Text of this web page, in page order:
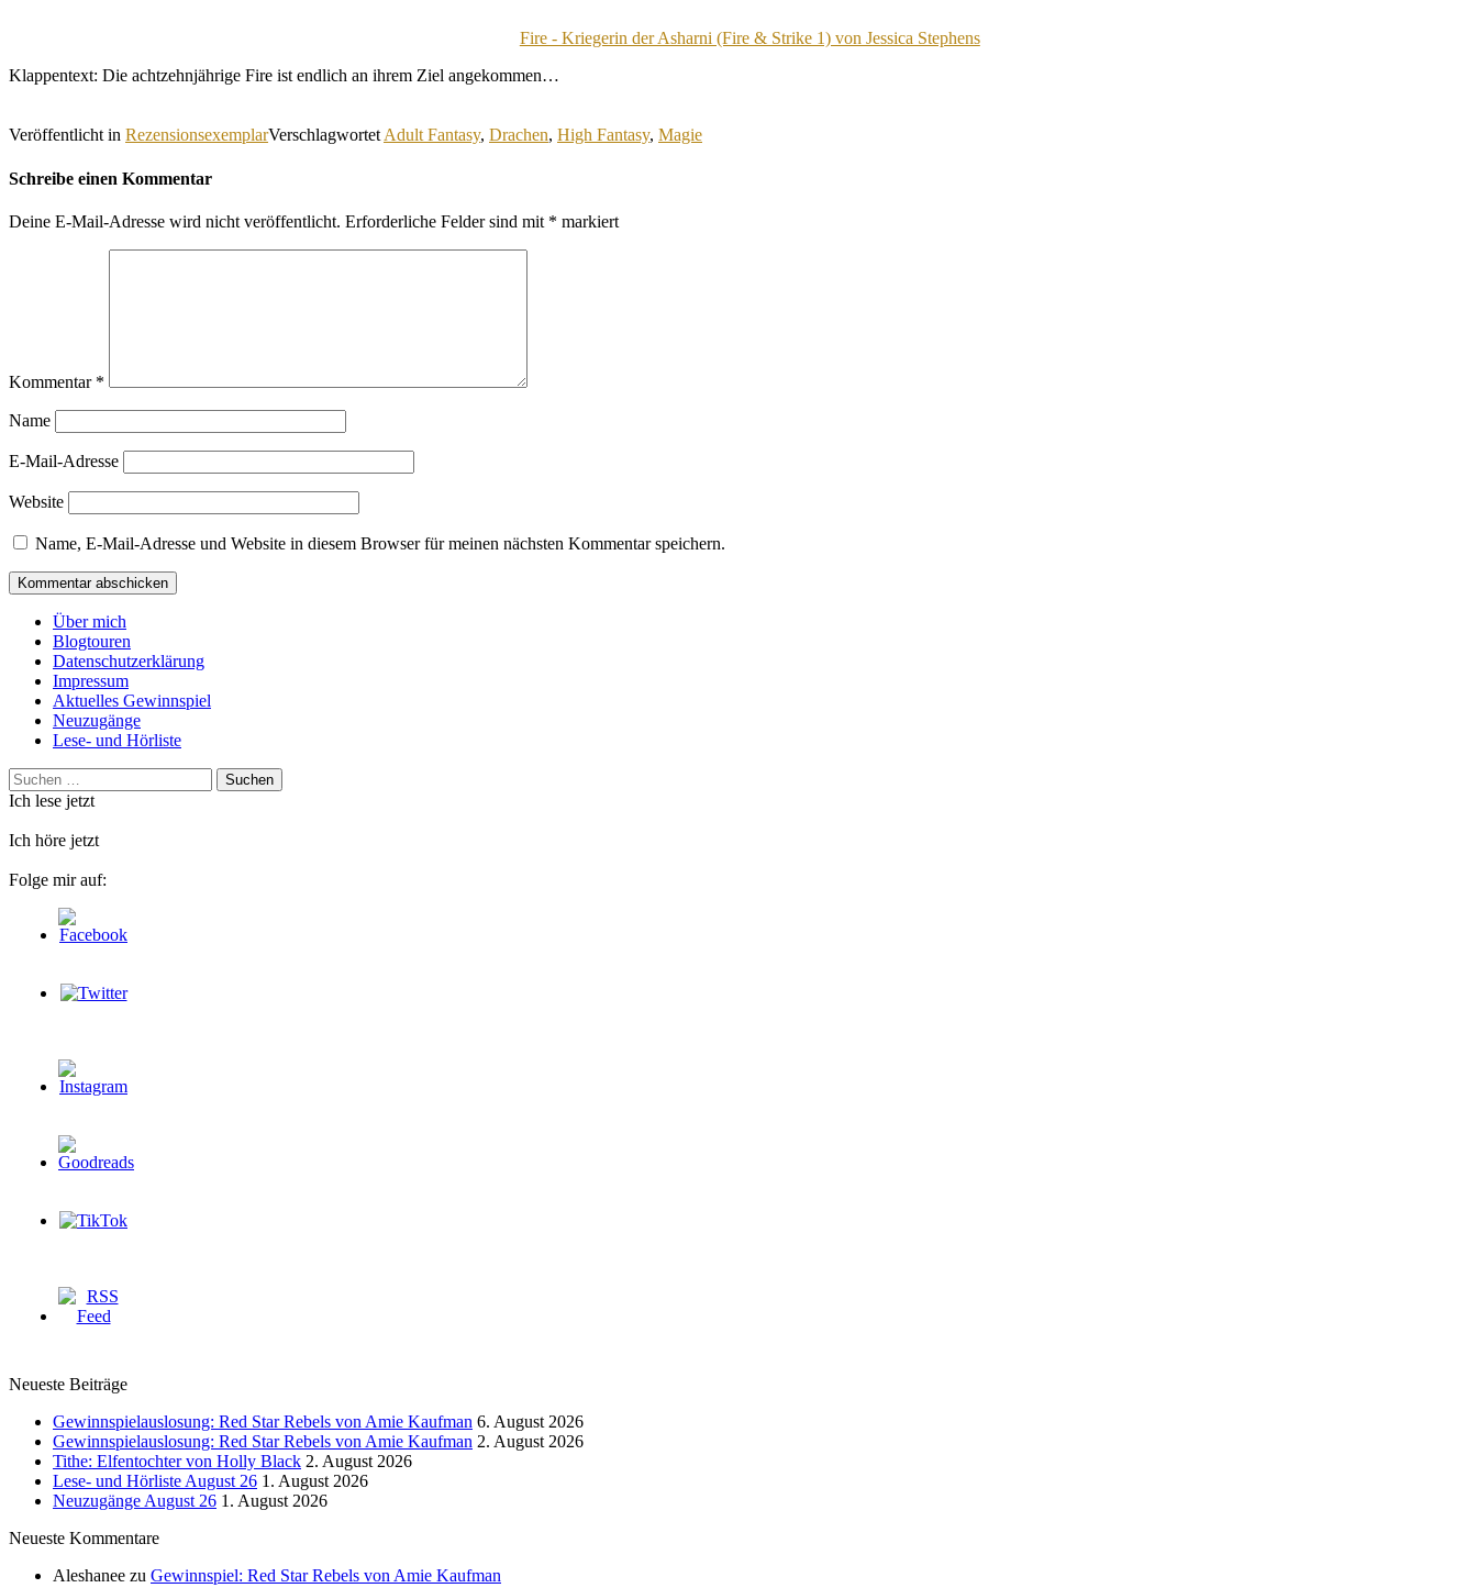
Fire - Kriegerin der Asharni (Fire & Strike 1) von Jessica Stephens
Klappentext: Die achtzehnjährige Fire ist endlich an ihrem Ziel angekommen…
Veröffentlicht in RezensionsexemplarVerschlagwortet Adult Fantasy, Drachen, High Fantasy, Magie
Schreibe einen Kommentar
Deine E-Mail-Adresse wird nicht veröffentlicht. Erforderliche Felder sind mit * markiert
Kommentar *
Name
E-Mail-Adresse
Website
Name, E-Mail-Adresse und Website in diesem Browser für meinen nächsten Kommentar speichern.
Über mich
Blogtouren
Datenschutzerklärung
Impressum
Aktuelles Gewinnspiel
Neuzugänge
Lese- und Hörliste
Suchen
nach:
Ich lese jetzt
Ich höre jetzt
Folge mir auf:
Neueste Beiträge
Gewinnspielauslosung: Red Star Rebels von Amie Kaufman 6. August 2026
Gewinnspielauslosung: Red Star Rebels von Amie Kaufman 2. August 2026
Tithe: Elfentochter von Holly Black 2. August 2026
Lese- und Hörliste August 26 1. August 2026
Neuzugänge August 26 1. August 2026
Neueste Kommentare
Aleshanee zu Gewinnspiel: Red Star Rebels von Amie Kaufman